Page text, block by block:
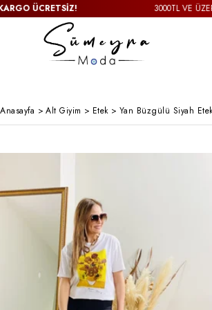
3000TL VE ÜZERİ TÜM
Anasayfa > Alt Giyim > Etek> Yan Büzgülü Siyah